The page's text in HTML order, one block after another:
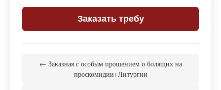
Заказать требу
← Заказная с особым прошением о болящих на
проскомидии+Литургии